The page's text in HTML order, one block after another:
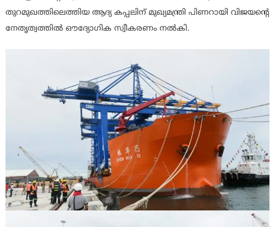
തുറമുഖത്തിലെത്തിയ ആദ്യ കപ്പലിന് മുഖ്യമന്ത്രി പിണറായി വിജയന്‍റെ
നേതൃത്വത്തില്‍ ഔദ്യോഗിക സ്വീകരണം നല്‍കി.